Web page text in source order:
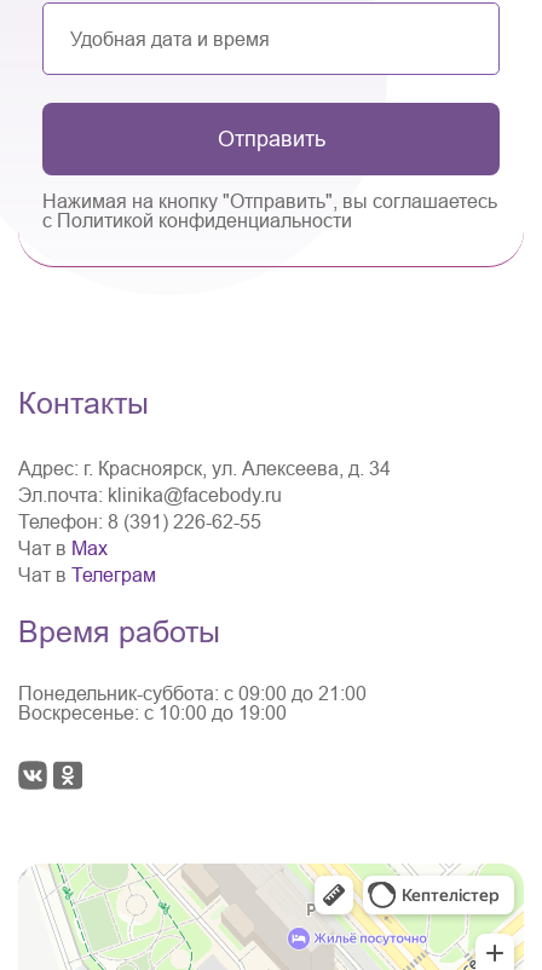
Отправить
Нажимая на кнопку "Отправить", вы соглашаетесь
с Политикой конфиденциальности
Контакты
Адрес: г. Красноярск, ул. Алексеева, д. 34
Эл.почта: klinika@facebody.ru
Телефон: 8 (391) 226-62-55
Чат в Мах
Чат в Телеграм
Время работы
Понедельник-суббота: с 09:00 до 21:00
Воскресенье: с 10:00 до 19:00
Face & Body
Медцентр, клиника в Красноярске